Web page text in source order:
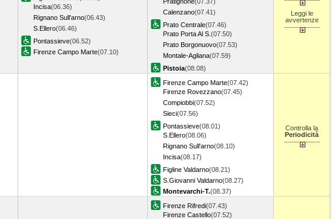
Incisa(06.36)
Rignano Sull'arno(06.43)
S.Ellero(06.46)
Pontassieve(06.52)
Firenze Campo Marte(07.10)
Calenzano(07.41)
Prato Centrale(07.46)
Prato Porta Al S. (07.50)
Prato Borgonuovo(07.53)
Montale-Agliana(07.59)
Pistoia(08.08)
Leggi le
avvertenze
Firenze Campo Marte(07.42)
Firenze Rovezzano(07.45)
Compiobbi(07.52)
Sieci(07.56)
Pontassieve(08.01)
S.Ellero(08.06)
Rignano Sull'arno(08.10)
Incisa(08.17)
Figline Valdarno(08.21)
S.Giovanni Valdarno(08.27)
Montevarchi-T.(08.37)
Controlla la
Periodicità
Firenze Rifredi(07.43)
Firenze Castello(07.52)